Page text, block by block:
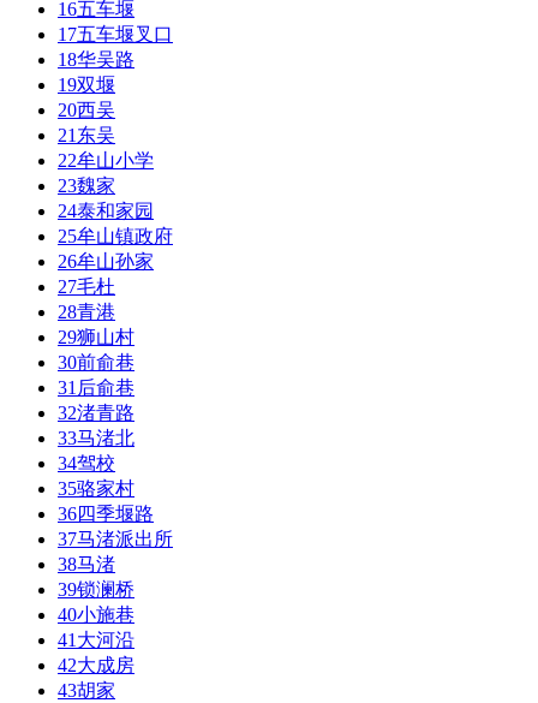
16五车堰
17五车堰叉口
18华吴路
19双堰
20西吴
21 东吴
22牟山小学
23魏家
24泰和家园
25牟山镇政府
26牟山孙家
27毛杜
28青港
29狮山村
30前俞巷
31 后俞巷
32渚青路
33马渚北
34驾校
35骆家村
36四季堰路
37马渚派出所
38马渚
39锁澜桥
40小施巷
41 大河沿
42大成房
43胡家